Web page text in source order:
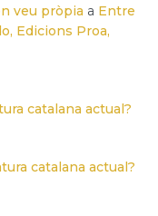
veu pròpia a Entre
Edicions Proa,
catalana actual?
catalana actual?